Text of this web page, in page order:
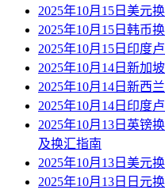
2025年10月15日美元
2025年10月15日韩币
2025年10月15日印度
2025年10月14日新加
2025年10月14日新西
2025年10月14日印度
2025年10月13日英镑
及换汇指南
2025年10月13日美元
2025年10月13日日元